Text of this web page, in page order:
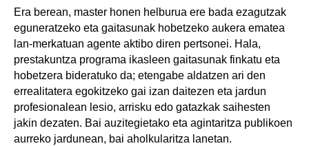
Era berean, master honen helburua ere bada ezagutzak
eguneratzeko eta gaitasunak hobetzeko aukera ematea
lan-merkatuan agente aktibo diren pertsonei. Hala,
prestakuntza programa ikasleen gaitasunak finkatu eta
hobetzera bideratuko da; etengabe aldatzen ari den
errealitatera egokitzeko gai izan daitezen eta jardun
profesionalean lesio, arrisku edo gatazkak saihesten
jakin dezaten. Bai auzitegietako eta agintaritza publikoen
aurreko jardunean, bai aholkularitza lanetan.